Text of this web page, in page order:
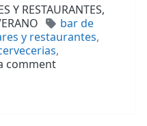
Y RESTAURANTES,
Tags
bar de
y restaurantes,
,
comment